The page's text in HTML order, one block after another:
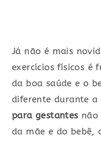
Já não é mais
exercícios físicos é
da boa saúde e o
diferente durante
para gestantes
da mãe e do bebê,